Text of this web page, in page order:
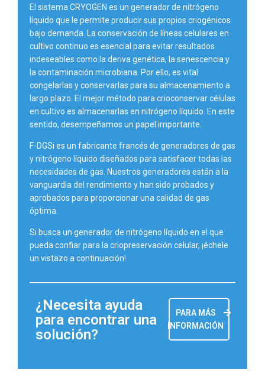
El sistema CRYOGEN es un generador de nitrógeno
líquido que le permite producir sus propios criogénicos
bajo demanda. La conservación de líneas celulares en
cultivo continuo es esencial para evitar resultados
indeseables como la deriva genética, la senescencia y
la contaminación microbiana. Por ello, es vital
congelarlas y conservarlas para su almacenamiento a
largo plazo. El mejor método para crioconservar células
en cultivo es almacenarlas en nitrógeno líquido. En este
sentido, desempeñamos un papel importante.
F-DGSi es un fabricante francés de generadores de gas
y nitrógeno líquido diseñados para satisfacer todas las
necesidades de gas. Nuestros generadores están a la
vanguardia del rendimiento y han sido probados y
aprobados para proporcionar una calidad de gas
óptima.
Si busca un generador de nitrógeno líquido en el que
pueda confiar para la criopreservación celular, ¡échele
un vistazo a continuación!
¿Necesita ayuda
para encontrar una
solución?
PARA MÁS
INFORMACIÓN